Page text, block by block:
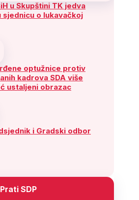
u Skupštini TK jedva
sjednicu o lukavačkoj
optužnice protiv
kadrova SDA više
ustaljeni obrazac
i Gradski odbor
Prati SDP